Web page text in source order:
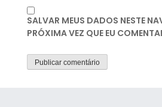
SALVAR MEUS DADOS NESTE
PRÓXIMA VEZ QUE EU